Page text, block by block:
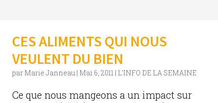
CES ALIMENTS QUI NOUS
VEULENT DU BIEN
par Marie Janneau | Mai 6, 2011 | L'INFO DE LA SEMAINE
Ce que nous mangeons a un impact sur